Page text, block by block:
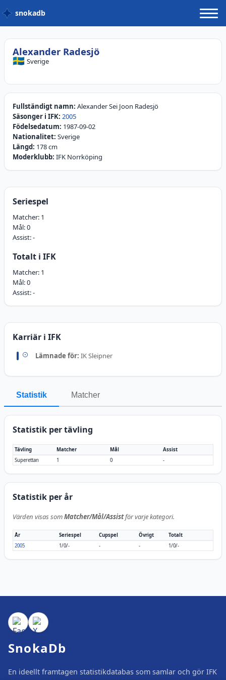
snokadb
Alexander Radesjö
🇸🇪 Sverige
Fullständigt namn: Alexander Sei Joon Radesjö
Säsonger i IFK: 2005
Födelsedatum: 1987-09-02
Nationalitet: Sverige
Längd: 178 cm
Moderklubb: IFK Norrköping
Seriespel
Matcher: 1
Mål:0
Assist:-
Totalt i IFK
Matcher: 1
Mål:0
Assist:-
Karriär i IFK
Lämnade för: IK Sleipner
Statistik Matcher
Statistik per tävling
Tävling Matcher Mål
Assist
Superettan
1 0 -
Statistik per år
Värden visas somMatcher/Mål/Assistför varje kategori.
År Seriespel Cupspel Övrigt
Totalt
2005
1/0/- - - 1/0/-
SnokaDb
En ideellt framtagen statistikdatabas som samlar och gör IFK